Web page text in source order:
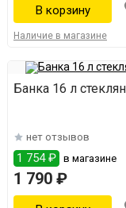
Наличие в магазине
Банка 16 л
нет отзывов
1 754 ₽ в магазине
1 790 ₽